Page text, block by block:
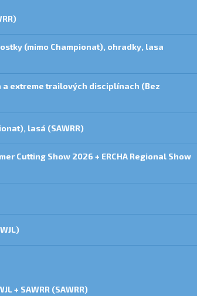
(mimo Championat), ohradky, lasa
a extreme trailových disciplínach (Bez
lasá (SAWRR)
Cutting Show 2026 + ERCHA Regional Show
+ SAWRR (SAWRR)